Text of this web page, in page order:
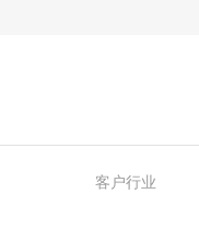
客户行业